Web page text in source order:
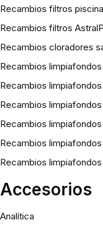
Recambios filtros piscina
Recambios filtros
Recambios cloradores
Recambios limpiafondos
Recambios
Recambios
Recambios
Recambios
Recambios limpiafondos
Accesorios
Analítica